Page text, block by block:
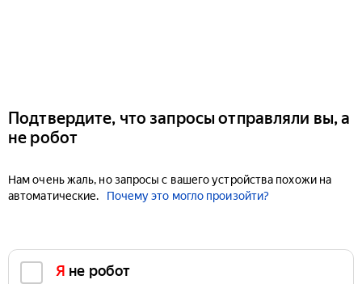
Подтвердите, что запросы отправляли вы, а
не робот
Нам очень жаль, но запросы с вашего устройства похожи на
автоматические.
Почему это могло произойти?
Я не робот